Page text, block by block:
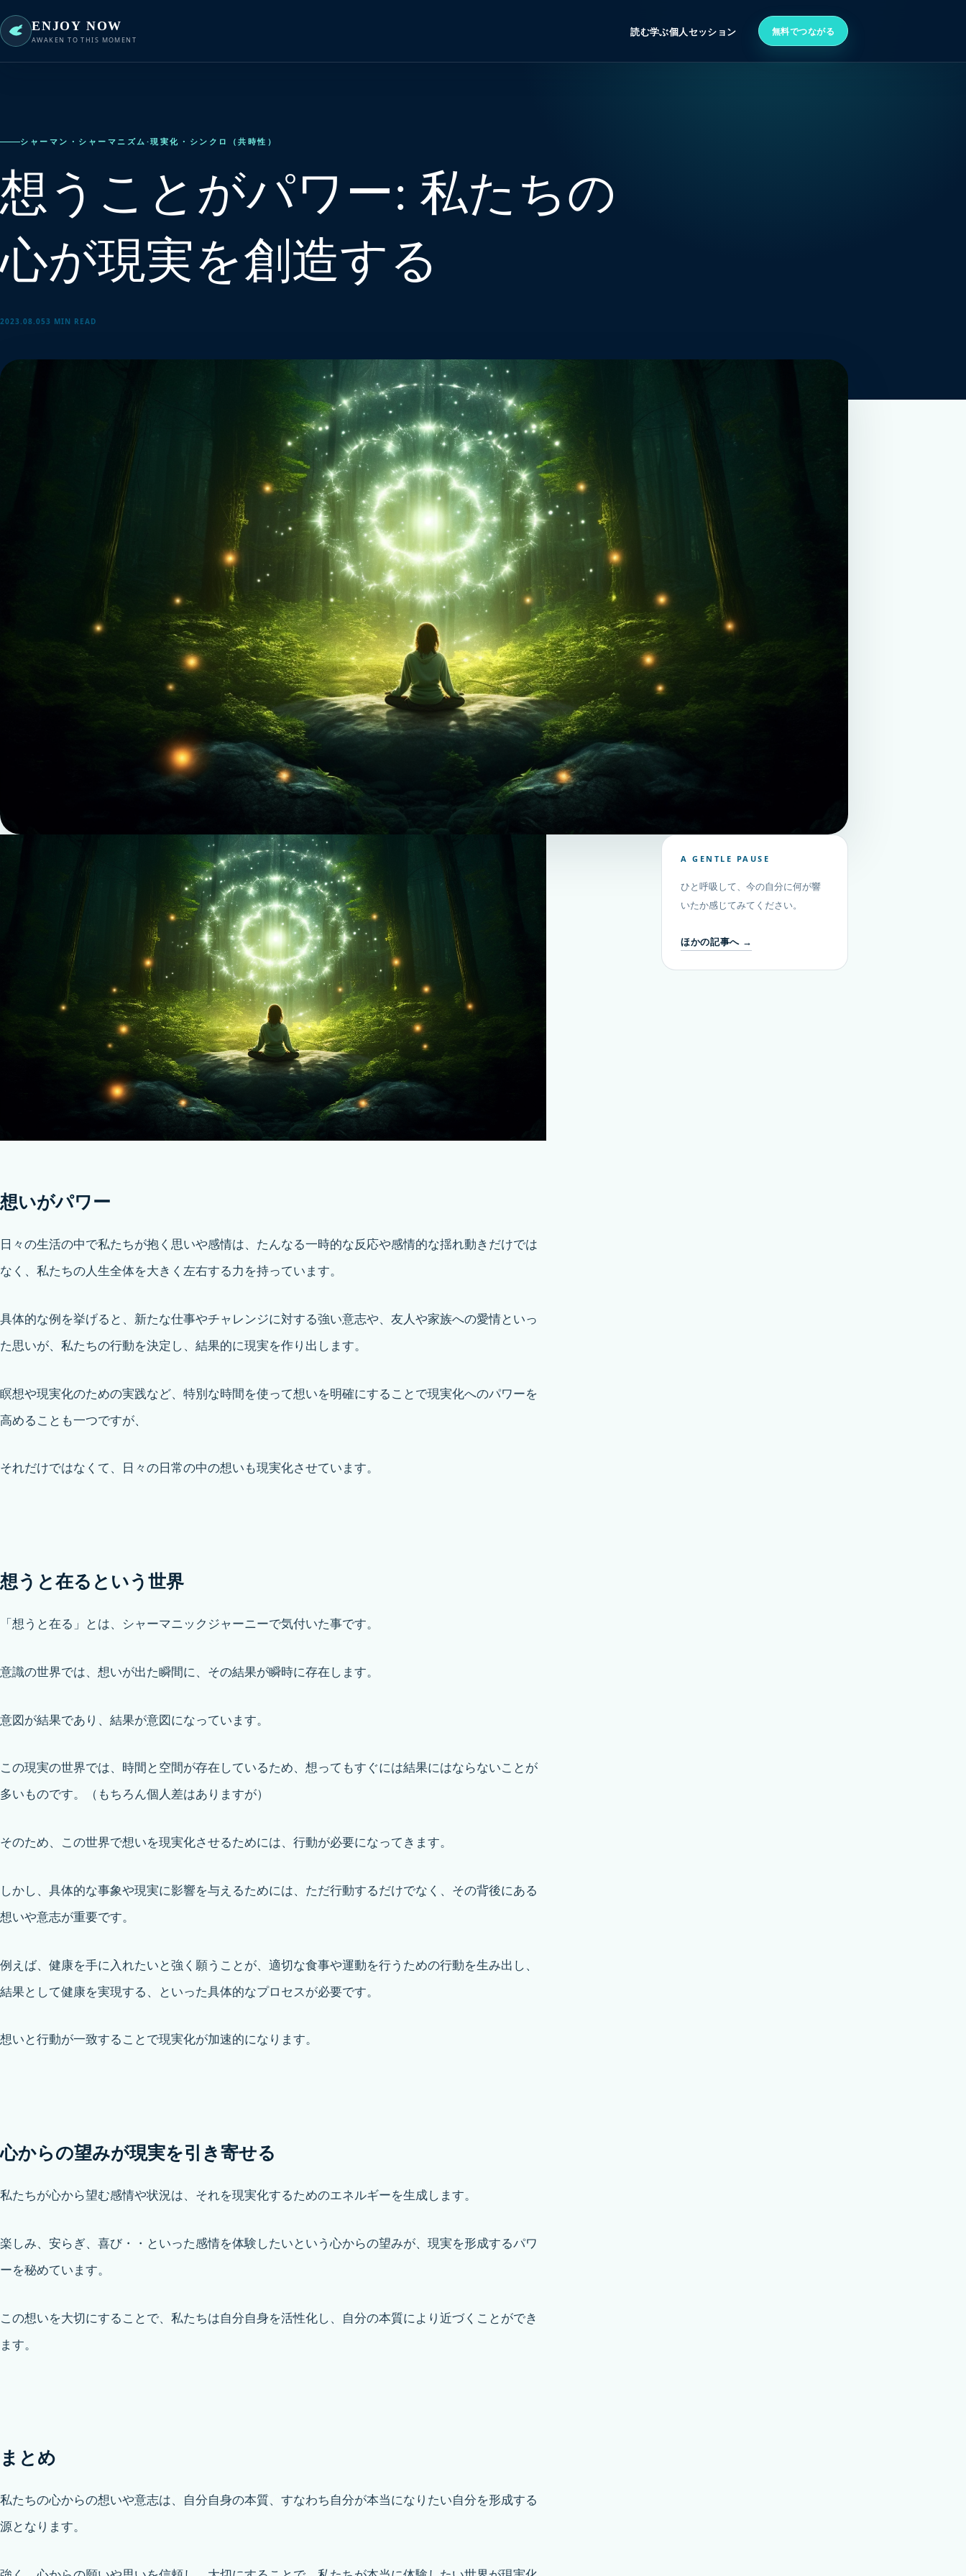
ENJOY NOW
AWAKEN TO THIS MOMENT
読む学ぶ個人セッション 無料でつながる
シャーマン・シャーマニズム ·現実化・シンクロ（共時性）
想うことがパワー: 私たちの
心が現実を創造する
2023.08.053 MIN READ
想いがパワー
日々の生活の中で私たちが抱く思いや感情は、たんなる一時的な反応や感情的な揺れ動きだけでは
なく、私たちの人生全体を大きく左右する力を持っています。
具体的な例を挙げると、新たな仕事やチャレンジに対する強い意志や、友人や家族への愛情といっ
た思いが、私たちの行動を決定し、結果的に現実を作り出します。
瞑想や現実化のための実践など、特別な時間を使って想いを明確にすることで現実化へのパワーを
高めることも一つですが、
それだけではなくて、日々の日常の中の想いも現実化させています。
想うと在るという世界
「想うと在る」とは、シャーマニックジャーニーで気付いた事です。
意識の世界では、想いが出た瞬間に、その結果が瞬時に存在します。
意図が結果であり、結果が意図になっています。
この現実の世界では、時間と空間が存在しているため、想ってもすぐには結果にはならないことが
多いものです。（もちろん個人差はありますが）
そのため、この世界で想いを現実化させるためには、行動が必要になってきます。
しかし、具体的な事象や現実に影響を与えるためには、ただ行動するだけでなく、その背後にある
想いや意志が重要です。
例えば、健康を手に入れたいと強く願うことが、適切な食事や運動を行うための行動を生み出し、
結果として健康を実現する、といった具体的なプロセスが必要です。
想いと行動が一致することで現実化が加速的になります。
心からの望みが現実を引き寄せる
私たちが心から望む感情や状況は、それを現実化するためのエネルギーを生成します。
楽しみ、安らぎ、喜び・・といった感情を体験したいという心からの望みが、現実を形成するパワ
ーを秘めています。
この想いを大切にすることで、私たちは自分自身を活性化し、自分の本質により近づくことができ
ます。
まとめ
私たちの心からの想いや意志は、自分自身の本質、すなわち自分が本当になりたい自分を形成する
源となります。
A GENTLE PAUSE
ひと呼吸して、今の自分に何が響
いたか感じてみてください。
ほかの記事へ →